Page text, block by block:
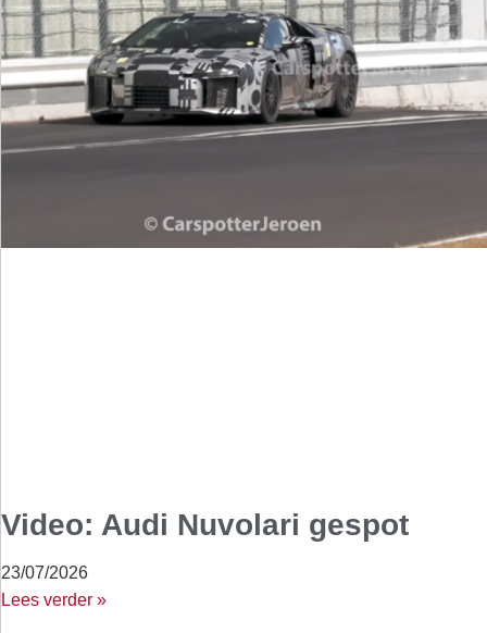
Video: Audi Nuvolari gespot
23/07/2026
Lees verder »